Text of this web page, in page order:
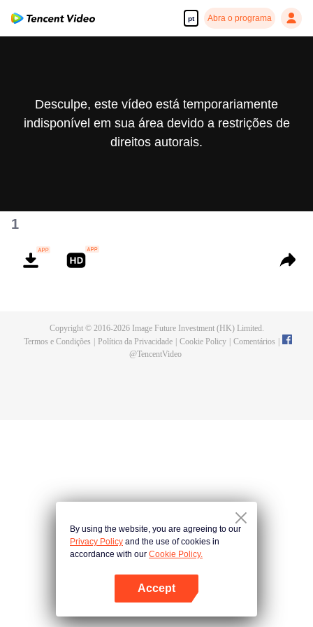
pt Abra o programa
Abra o programa
Desculpe, este vídeo está temporariamente
indisponível em sua área devido a restrições de
direitos autorais.
1
Copyright © 2016-2026Image Future Investment (HK) Limited.
Termos e Condições
Política da Privacidade Cookie Policy Comentários
@TencentVideo
By using the website, you are agreeing to our
Privacy Policy and the use of cookies in
accordance with our Cookie Policy.
Accept